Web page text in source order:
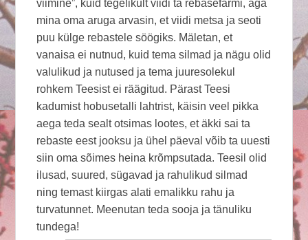
viimine”, kuid tegelikult viidi ta rebasefarmi, aga
mina oma aruga arvasin, et viidi metsa ja seoti
puu külge rebastele söögiks. Mäletan, et
vanaisa ei nutnud, kuid tema silmad ja nägu olid
valulikud ja nutused ja tema juuresolekul
rohkem Teesist ei räägitud. Pärast Teesi
kadumist hobusetalli lahtrist, käisin veel pikka
aega teda sealt otsimas lootes, et äkki sai ta
rebaste eest jooksu ja ühel päeval võib ta uuesti
siin oma sõimes heina krõmpsutada. Teesil olid
ilusad, suured, sügavad ja rahulikud silmad
ning temast kiirgas alati emalikku rahu ja
turvatunnet. Meenutan teda sooja ja tänuliku
tundega!